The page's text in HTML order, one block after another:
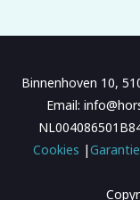
Binnenhoven 10,
Email:
Cookies |Garantie